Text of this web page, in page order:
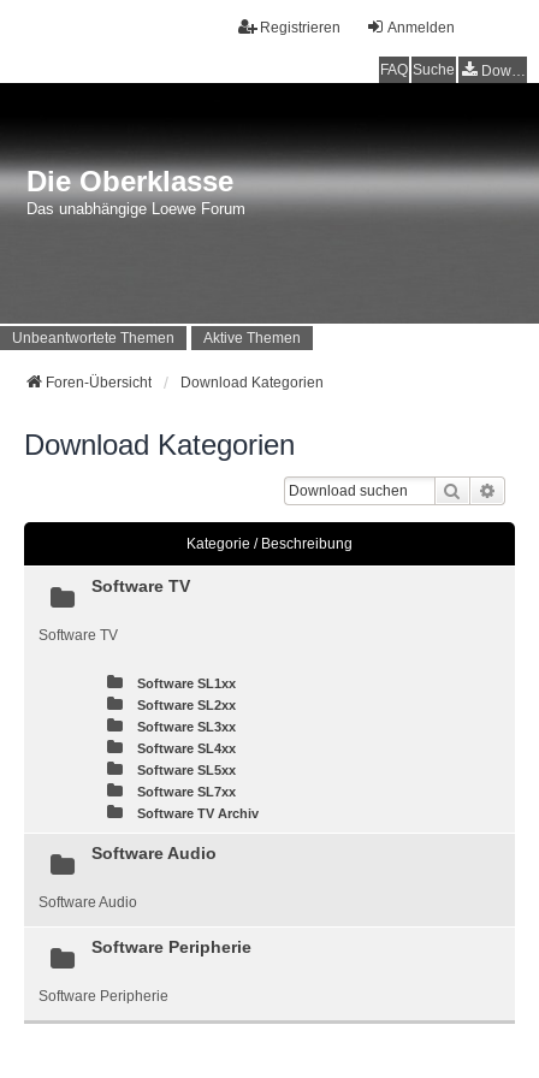
Anmelden
Registrieren
FAQ Suche Downloads
Die Oberklasse
Das unabhängige Loewe Forum
Unbeantwortete Themen Aktive Themen
Foren-Übersicht Download Kategorien
Download Kategorien
Suche
Kategorie / Beschreibung
Software TV
Software TV
Software SL1xx
Software SL2xx
Software SL3xx
Software SL4xx
Software SL5xx
Software SL7xx
Software TV Archiv
Software Audio
Software Audio
Software Peripherie
Software Peripherie